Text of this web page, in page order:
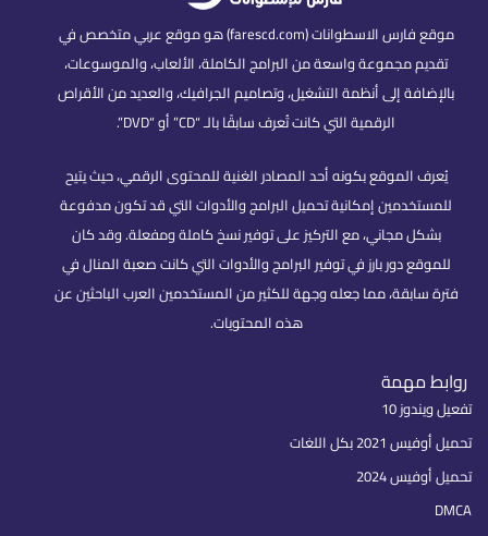
موقع فارس الاسطوانات (farescd.com) هو موقع عربي متخصص في
تقديم مجموعة واسعة من البرامج الكاملة، الألعاب، والموسوعات،
بالإضافة إلى أنظمة التشغيل، وتصاميم الجرافيك، والعديد من الأقراص
الرقمية التي كانت تُعرف سابقًا بالـ “CD” أو “DVD”.
يُعرف الموقع بكونه أحد المصادر الغنية للمحتوى الرقمي، حيث يتيح
للمستخدمين إمكانية تحميل البرامج والأدوات التي قد تكون مدفوعة
بشكل مجاني، مع التركيز على توفير نسخ كاملة ومفعلة. وقد كان
للموقع دور بارز في توفير البرامج والأدوات التي كانت صعبة المنال في
فترة سابقة، مما جعله وجهة للكثير من المستخدمين العرب الباحثين عن
هذه المحتويات.
روابط مهمة
تفعيل ويندوز 10
تحميل أوفيس 2021 بكل اللغات
تحميل أوفيس 2024
DMCA